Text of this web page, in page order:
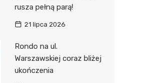
rusza pełną parą!
21 lipca 2026
Rondo na ul.
Warszawskiej coraz bliżej
ukończenia